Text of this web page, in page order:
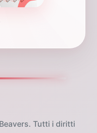
Tutti i diritti